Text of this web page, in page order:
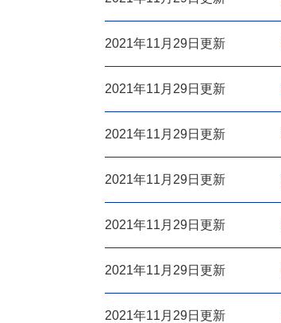
2021年11月29日更新
2021年11月29日更新
2021年11月29日更新
2021年11月29日更新
2021年11月29日更新
2021年11月29日更新
2021年11月29日更新